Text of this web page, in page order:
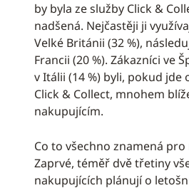
by byla ze služby Click &
nadšená. Nejčastěji ji
Velké Británii (32 %),
Francii (20 %). Zákazníci ve
v Itálii (14 %) byli, pokud jde
Click & Collect, mnohem
nakupujícím.
Co to všechno znamená
Zaprvé, téměř dvě třetiny
nakupujících plánují o